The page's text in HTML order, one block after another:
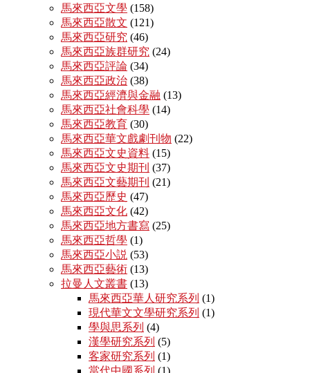
馬來西亞文學 (158)
馬來西亞散文 (121)
馬來西亞研究 (46)
馬來西亞族群研究 (24)
馬來西亞評論 (34)
馬來西亞政治 (38)
馬來西亞經濟與金融 (13)
馬來西亞社會科學 (14)
馬來西亞教育 (30)
馬來西亞華文戲劇刊物 (22)
馬來西亞文史資料 (15)
馬來西亞文史期刊 (37)
馬來西亞文藝期刊 (21)
馬來西亞歷史 (47)
馬來西亞文化 (42)
馬來西亞地方書寫 (25)
馬來西亞哲學 (1)
馬來西亞小説 (53)
馬來西亞藝術 (13)
拉曼人文叢書 (13)
馬來西亞華人研究系列 (1)
現代華文文學研究系列 (1)
學與思系列 (4)
漢學研究系列 (5)
客家研究系列 (1)
當代中國系列 (1)